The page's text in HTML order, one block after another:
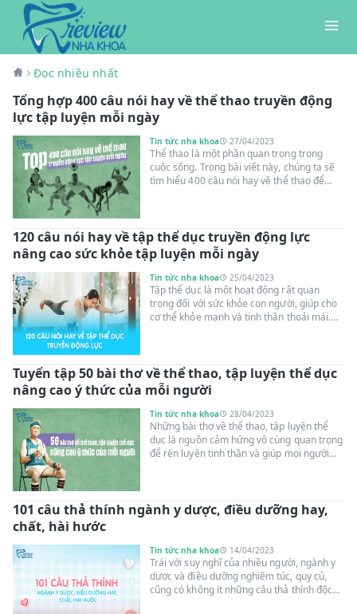
Đọc nhiều nhất
Tổng hợp 400 câu nói hay về thể thao truyền động
lực tập luyện mỗi ngày
Tin tức nha khoa 27/04/2023
Thể thao là một phần quan trọng trong
cuộc sống. Trong bài viết này, chúng ta sẽ
tìm hiểu 400 câu nói hay về thể thao để
câu nói này.
120 câu nói hay về tập thể dục truyền động lực
nâng cao sức khỏe tập luyện mỗi ngày
Tin tức nha khoa 25/04/2023
Tập thể dục là một hoạt động rất quan
trọng đối với sức khỏe con người, giúp cho
cơ thể khỏe mạnh và tinh thần thoải mái.
rèn luyện. Hãy cùng nhau khám phá và
truyền tải những câu nói ý nghĩa về tập thể
dục để cùng nhau tạo nên một cuộc sống
khỏe mạnh và hạnh phúc hơn.
Tuyển tập 50 bài thơ về thể thao, tập luyện thể dục
nâng cao ý thức của mỗi người
Tin tức nha khoa 28/04/2023
Những bài thơ về thể thao, tập luyện thể
dục là nguồn cảm hứng vô cùng quan trọng
để rèn luyện tinh thần và giúp mọi người
101 câu thả thính ngành y dược, điều dưỡng hay,
chất, hài hước
Tin tức nha khoa 14/04/2023
Trái với suy nghĩ của nhiều người, ngành y
dược và điều dưỡng nghiêm túc, quy củ,
cũng có không ít những câu thả thính độc